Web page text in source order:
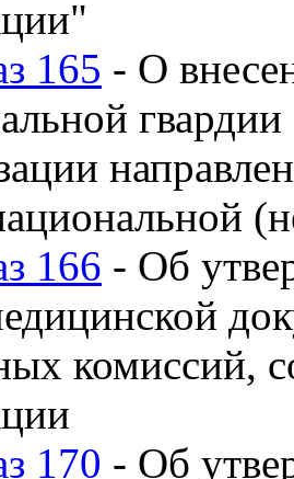
165 - О
166 - Об
комиссий,
170 - Об